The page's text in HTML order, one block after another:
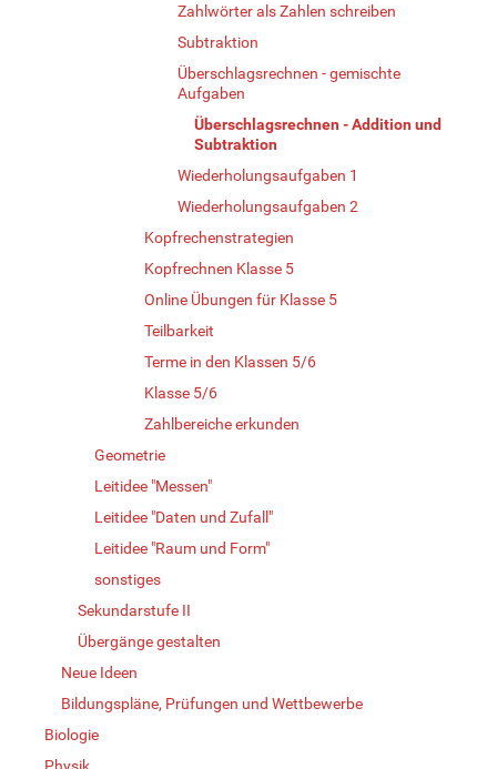
Zahlwörter als Zahlen schreiben
Subtraktion
Überschlagsrechnen - gemischte
Aufgaben
Überschlagsrechnen - Addition und
Subtraktion
Wiederholungsaufgaben 1
Wiederholungsaufgaben 2
Kopfrechenstrategien
Kopfrechnen Klasse 5
Online Übungen für Klasse 5
Teilbarkeit
Terme in den Klassen 5/6
Klasse 5/6
Zahlbereiche erkunden
Geometrie
Leitidee "Messen"
Leitidee "Daten und Zufall"
Leitidee "Raum und Form"
sonstiges
Sekundarstufe II
Übergänge gestalten
Neue Ideen
Bildungspläne, Prüfungen und Wettbewerbe
Biologie